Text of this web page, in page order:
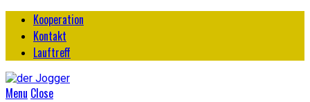
Kooperation
Kontakt
Lauftreff
Menu Close